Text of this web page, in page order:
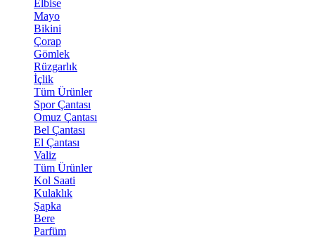
Elbise
Mayo
Bikini
Çorap
Gömlek
Rüzgarlık
İçlik
Tüm Ürünler
Spor Çantası
Omuz Çantası
Bel Çantası
El Çantası
Valiz
Tüm Ürünler
Kol Saati
Kulaklık
Şapka
Bere
Parfüm